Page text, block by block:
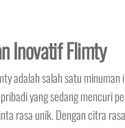
Inovatif Flimty
adalah salah satu minuman
yang sedang mencuri
rasa unik. Dengan citra